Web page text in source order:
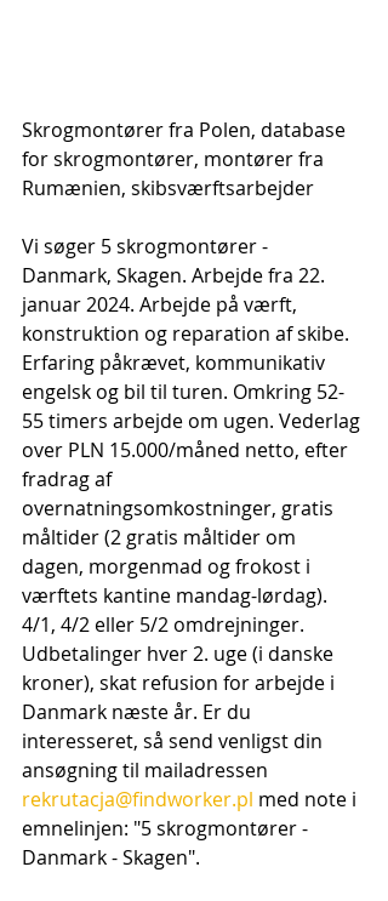
Skrogmontører fra Polen, database
for skrogmontører, montører fra
Rumænien, skibsværftsarbejder
Vi søger 5 skrogmontører -
Danmark, Skagen. Arbejde fra 22.
januar 2024. Arbejde på værft,
konstruktion og reparation af skibe.
Erfaring påkrævet, kommunikativ
engelsk og bil til turen. Omkring 52-
55 timers arbejde om ugen. Vederlag
over PLN 15.000/måned netto, efter
fradrag af
overnatningsomkostninger, gratis
måltider (2 gratis måltider om
dagen, morgenmad og frokost i
værftets kantine mandag-lørdag).
4/1, 4/2 eller 5/2 omdrejninger.
Udbetalinger hver 2. uge (i danske
kroner), skat refusion for arbejde i
Danmark næste år. Er du
interesseret, så send venligst din
ansøgning til mailadressen
rekrutacja@findworker.pl med note i
emnelinjen: "5 skrogmontører -
Danmark - Skagen".